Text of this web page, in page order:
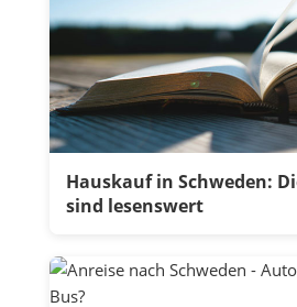
Hauskauf in Schweden:
sind lesenswert